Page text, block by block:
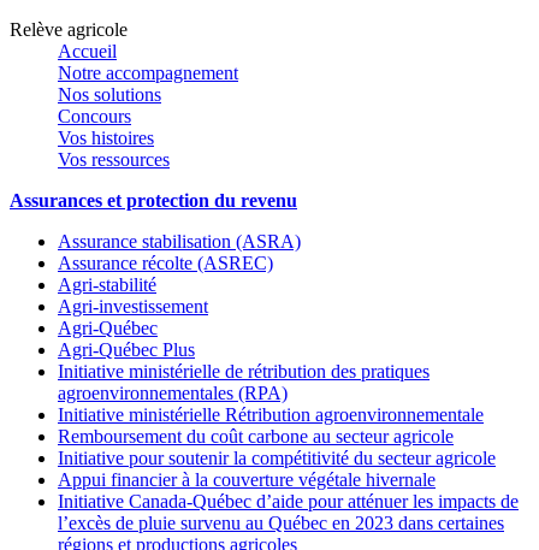
Relève agricole
Accueil
Notre accompagnement
Nos solutions
Concours
Vos histoires
Vos ressources
Assurances et protection du revenu
Assurance stabilisation (ASRA)
Assurance récolte (ASREC)
Agri-stabilité
Agri-investissement
Agri-Québec
Agri-Québec Plus
Initiative ministérielle de rétribution des pratiques
agroenvironnementales (RPA)
Initiative ministérielle Rétribution agroenvironnementale
Remboursement du coût carbone au secteur agricole
Initiative pour soutenir la compétitivité du secteur agricole
Appui financier à la couverture végétale hivernale
Initiative Canada-Québec d’aide pour atténuer les impacts de
l’excès de pluie survenu au Québec en 2023 dans certaines
régions et productions agricoles